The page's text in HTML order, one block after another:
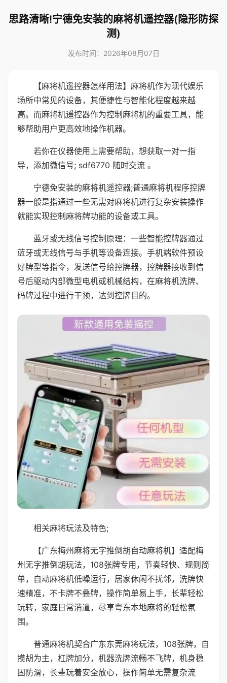
思路清晰!宁德免安装的麻将机遥控器(隐形防探
测)
发布时间：2026年08月07日
【麻将机遥控器怎样用法】麻将机作为现代娱乐
场所中常见的设备，其便捷性与智能化程度越来越
高。而麻将机遥控器作为控制麻将机的重要工具，能
够帮助用户更高效地操作机器。
若你在仪器使用上需要帮助，想获取一对一指
导，添加微信号; sdf6770 随时交流 。
宁德免安装的麻将机遥控器;普通麻将机程序控牌
器一般是指通过一些无需对麻将机进行复杂安装操作
就能实现控制麻将牌功能的设备或工具。
蓝牙或无线信号控制原理：一些智能控牌器通过
蓝牙或无线信号与手机等设备连接。手机端软件预设
好牌型等指令，发送信号给控牌器，控牌器接收到信
号后驱动内部微型电机或机械结构，在麻将机洗牌、
码牌过程中进行干预，达到控牌目的。
相关麻将玩法及特色;
【广东梅州麻将无字推倒胡自动麻将机】适配梅
州无字推倒胡玩法，108张牌专用，节奏轻快、规则简
单，自动麻将机低噪运行，居家休闲不扰邻，洗牌快
速精准，不卡牌不叠牌，操作简单易上手，长辈轻松
玩转，家庭日常消遣，尽享粤东本地麻将的轻松氛
围。
普通麻将机契合广东东莞麻将玩法，108张牌，自
摸胡为主，杠牌加分，机器洗牌流畅不飞牌，机身稳
固防滑，长辈玩着安全放心，操作简单无需复杂流